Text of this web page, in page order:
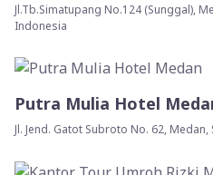
Jl.Tb.Simatupang No.124 (Sunggal),
Indonesia
Putra Mulia Hotel
Jl. Jend. Gatot Subroto No. 62,